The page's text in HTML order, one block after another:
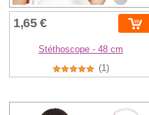
1,65 €
Stéthoscope - 48 cm
(1)